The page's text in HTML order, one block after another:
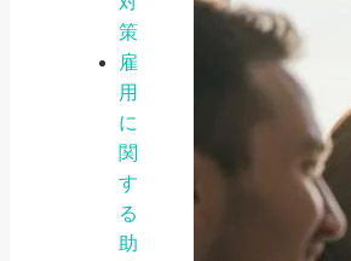
策
雇
用
に
関
す
る
助